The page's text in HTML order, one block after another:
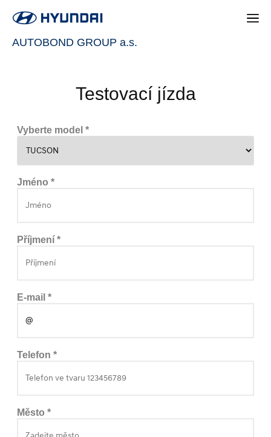
AUTOBOND GROUP a.s.
Testovací jízda
Vyberte model *
Jméno *
Příjmení *
E-mail *
Telefon *
Město *